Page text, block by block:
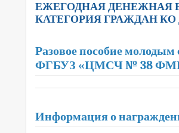
ЕЖЕГОДНАЯ ДЕНЕЖНАЯ
КАТЕГОРИЯ ГРАЖДАН
Разовое пособие
ФГБУЗ «ЦМСЧ № 38
Информация о